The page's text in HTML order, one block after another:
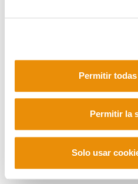
Permitir
Permitir la
Solo usar